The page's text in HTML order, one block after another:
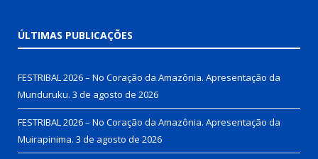
ÚLTIMAS PUBLICAÇÕES
FESTRIBAL 2026 – No Coração da Amazônia. Apresentação da
Munduruku. 3 de agosto de 2026
FESTRIBAL 2026 – No Coração da Amazônia. Apresentação da
Muirapinima. 3 de agosto de 2026